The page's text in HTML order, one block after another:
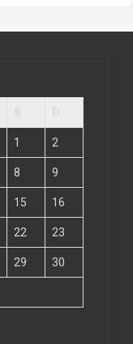
1 2
8 9
15 16
22 23
29 30